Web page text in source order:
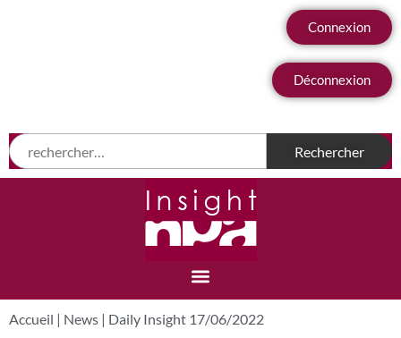
Connexion
Déconnexion
Accueil | News | Daily Insight 17/06/2022